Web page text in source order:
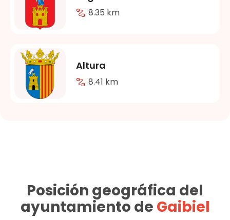
8.35 km
Altura
8.41 km
Posición geográfica del
ayuntamiento de Gaibiel